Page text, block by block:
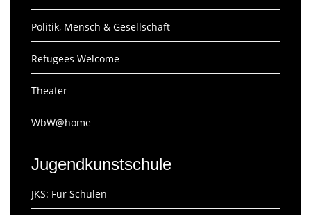
Politik, Mensch & Gesellschaft
Refugees Welcome
Theater
WbW@home
Jugendkunstschule
JKS: Für Schulen